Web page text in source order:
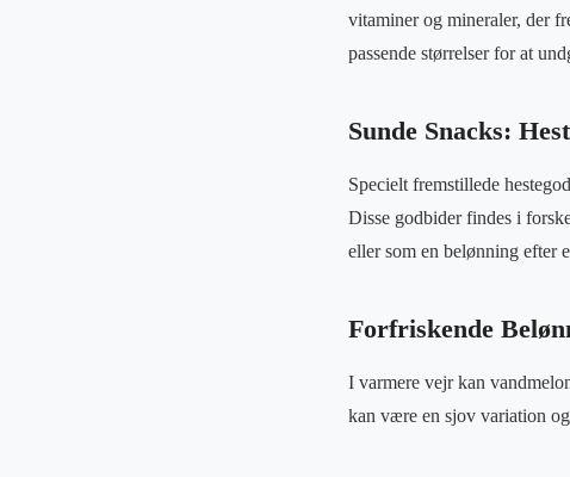
vitaminer og mineraler, der
passende størrelser for at
Sunde Snacks:
Specielt fremstillede
Disse godbider findes i
eller som en belønning efter
Forfriskende
I varmere vejr kan
kan være en sjov variation